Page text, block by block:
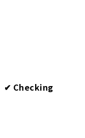
✔︎ Checking